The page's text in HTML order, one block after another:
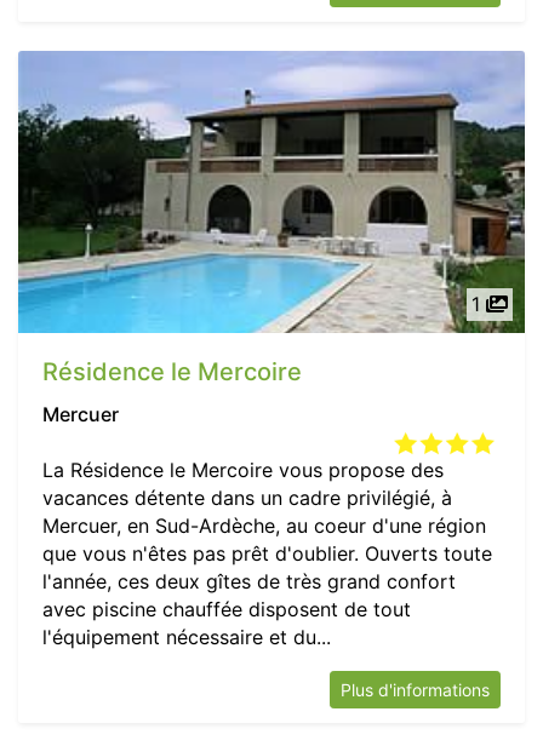
1
Résidence le Mercoire
Mercuer
La Résidence le Mercoire vous propose des
vacances détente dans un cadre privilégié, à
Mercuer, en Sud-Ardèche, au coeur d'une région
que vous n'êtes pas prêt d'oublier. Ouverts toute
l'année, ces deux gîtes de très grand confort
avec piscine chauffée disposent de tout
l'équipement nécessaire et du...
Plus d'informations